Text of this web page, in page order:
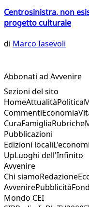
Centrosinistra, non
progetto culturale
di Marco Iasevoli
Abbonati ad Avvenire
Sezioni del sito
HomeAttualitàPolitica
CommentiEconomia
CuraFamigliaRubriche
Pubblicazioni
Edizioni locali
UpLuoghi dell'Infinito
Avvenire
Chi siamoRedazione
AvvenirePubblicità
Mondo CEI